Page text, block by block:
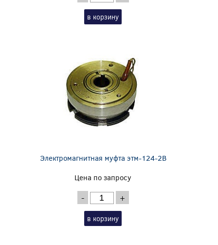
в корзину
Электромагнитная муфта этм-124-2В
Цена по запросу
- +
в корзину